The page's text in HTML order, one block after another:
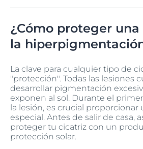
dependiendo del tono de piel.
como picazón y malestar, entre
hiperpigmentaciones de la piel
de la cicatriz del piercing,
del queloide al sol.
¿Cómo proteger
la
La clave para cualquier tipo de
"protección". Todas las lesiones
desarrollar pigmentación
exponen al sol. Durante el
la lesión, es crucial proporcionar
especial. Antes de salir de casa,
proteger tu cicatriz con un
protección solar.